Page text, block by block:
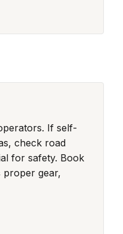
If self-
check road
for safety. Book
proper gear,